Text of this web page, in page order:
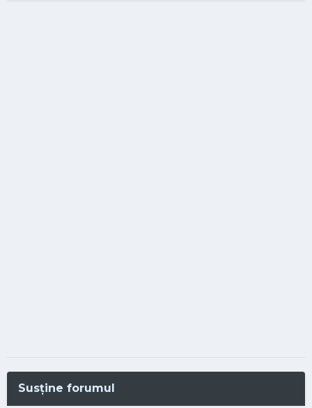
Susține forumul